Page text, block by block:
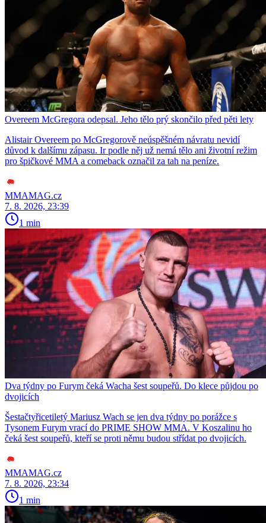
Overeem McGregora odepsal. Jeho tělo prý skončilo před pěti lety
Alistair Overeem po McGregorově neúspěšném návratu nevidí
důvod k dalšímu zápasu. Ir podle něj už nemá tělo ani životní režim
pro špičkové MMA a comeback označil za tah na peníze.
MMAMAG.cz
7. 8. 2026, 23:39
1 min
Dva týdny po Furym čeká Wacha šest soupeřů. Do klece půjdou po
dvojicích
Šestačtyřicetiletý Mariusz Wach se jen dva týdny po porážce s
Tysonem Furym vrací do PRIME SHOW MMA. V Koszalinu ho
čeká šest soupeřů, kteří se proti němu budou střídat po dvojicích.
MMAMAG.cz
7. 8. 2026, 23:34
1 min